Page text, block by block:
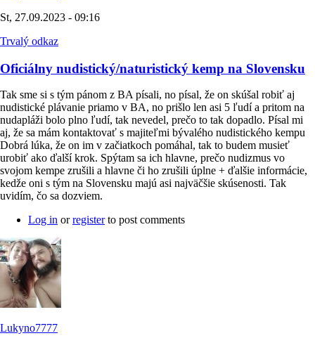
St, 27.09.2023 - 09:16
Trvalý odkaz
Oficiálny nudistický/naturistický kemp na Slovensku
Tak sme si s tým pánom z BA písali, no písal, že on skúšal robiť aj
nudistické plávanie priamo v BA, no prišlo len asi 5 ľudí a pritom na
nudapláži bolo plno ľudí, tak nevedel, prečo to tak dopadlo. Písal mi
aj, že sa mám kontaktovať s majiteľmi bývalého nudistického kempu
Dobrá lúka, že on im v začiatkoch pomáhal, tak to budem musieť
urobiť ako ďalší krok. Spýtam sa ich hlavne, prečo nudizmus vo
svojom kempe zrušili a hlavne či ho zrušili úplne + ďalšie informácie,
kedže oni s tým na Slovensku majú asi najväčšie skúsenosti. Tak
uvidím, čo sa dozviem.
Log in orregisterto post comments
Lukyno7777